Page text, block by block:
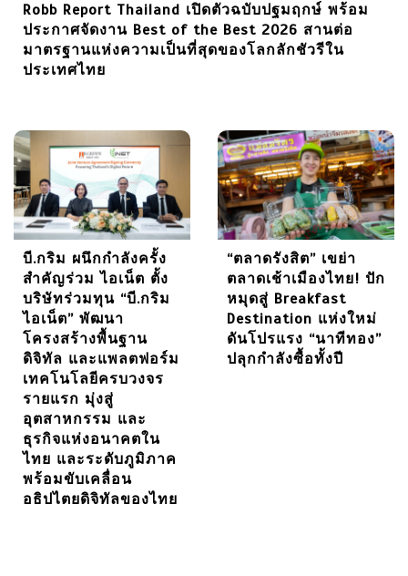
Robb Report Thailand เปิดตัวฉบับปฐมฤกษ์ พร้อม
ประกาศจัดงาน Best of the Best 2026 สานต่อ
มาตรฐานแห่งความเป็นที่สุดของโลกลักชัวรีใน
ประเทศไทย
บี.กริม ผนึกกำลังครั้ง
สำคัญร่วม ไอเน็ต ตั้ง
บริษัทร่วมทุน “บี.กริม
ไอเน็ต” พัฒนา
โครงสร้างพื้นฐาน
ดิจิทัล และแพลตฟอร์ม
เทคโนโลยีครบวงจร
รายแรก มุ่งสู่
อุตสาหกรรม และ
ธุรกิจแห่งอนาคตใน
ไทย และระดับภูมิภาค
พร้อมขับเคลื่อน
อธิปไตยดิจิทัลของไทย
“ตลาดรังสิต” เขย่า
ตลาดเช้าเมืองไทย! ปัก
หมุดสู่ Breakfast
Destination แห่งใหม่
ดันโปรแรง “นาทีทอง”
ปลุกกำลังซื้อทั้งปี